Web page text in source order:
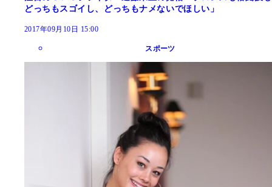
どっちもスゴイし、どっちもナメないでほしい」
2017年09月10日 15:00
スポーツ